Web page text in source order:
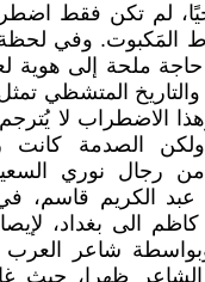
لم تكن فقط
ملحة إلى هوية
المتشظي
الاضطراب لا
الصدمة
رجال نوري
الكريم قاسم،
كاظم الى بغداد،
شاعر العرب
ظهرا، حيث